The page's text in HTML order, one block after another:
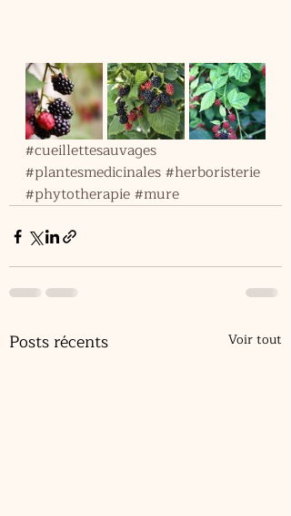
#cueillettesauvages
#plantesmedicinales#herboristerie
#phytotherapie#mure
Posts récents Voir tout